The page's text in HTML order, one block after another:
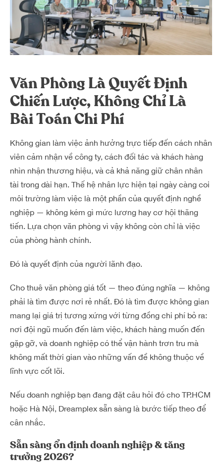
Văn Phòng Là Quyết Định
Chiến Lược, Không Chỉ Là
Bài Toán Chi Phí
Không gian làm việc ảnh hưởng trực tiếp đến cách nhân
viên cảm nhận về công ty, cách đối tác và khách hàng
nhìn nhận thương hiệu, và cả khả năng giữ chân nhân
tài trong dài hạn. Thế hệ nhân lực hiện tại ngày càng coi
môi trường làm việc là một phần của quyết định nghề
nghiệp — không kém gì mức lương hay cơ hội thăng
tiến. Lựa chọn văn phòng vì vậy không còn chỉ là việc
của phòng hành chính.
Đó là quyết định của người lãnh đạo.
Cho thuê văn phòng giá tốt — theo đúng nghĩa — không
phải là tìm được nơi rẻ nhất. Đó là tìm được không gian
mang lại giá trị tương xứng với từng đồng chi phí bỏ ra:
nơi đội ngũ muốn đến làm việc, khách hàng muốn đến
gặp gỡ, và doanh nghiệp có thể vận hành trơn tru mà
không mất thời gian vào những vấn đề không thuộc về
lĩnh vực cốt lõi.
Nếu doanh nghiệp bạn đang đặt câu hỏi đó cho TP.HCM
hoặc Hà Nội, Dreamplex sẵn sàng là bước tiếp theo để
cân nhắc.
Sẵn sàng ổn định doanh nghiệp & tăng
trưởng 2026?